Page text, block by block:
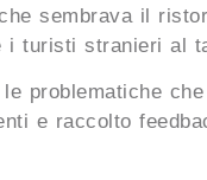
sembrava il
i turisti stranieri al
problematiche
e raccolto